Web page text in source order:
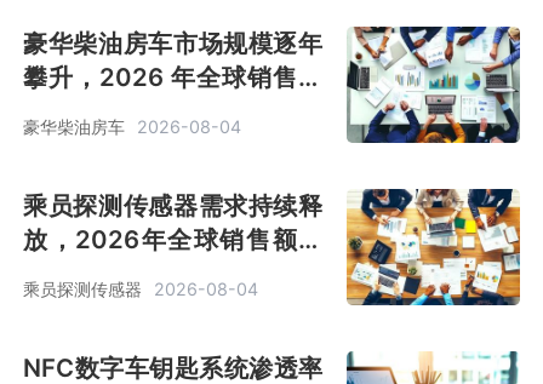
豪华柴油房车市场规模逐年
攀升，2026 年全球销售额
实现 41 亿美元体量[图]
豪华柴油房车 2026-08-04
乘员探测传感器需求持续释
放，2026年全球销售额达
33亿美元，被动安全智能化
提速[图]
乘员探测传感器 2026-08-04
NFC数字车钥匙系统渗透率